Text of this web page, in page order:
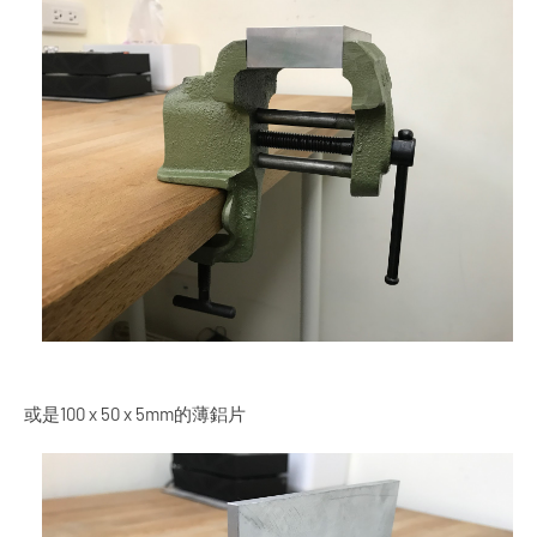
或是100 x 50 x 5mm的薄鋁片